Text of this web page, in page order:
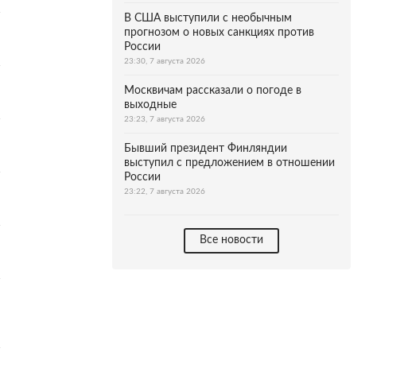
В США выступили с необычным
прогнозом о новых санкциях против
России
23:30, 7 августа 2026
Москвичам рассказали о погоде в
выходные
23:23, 7 августа 2026
Бывший президент Финляндии
выступил с предложением в отношении
России
23:22, 7 августа 2026
Все новости